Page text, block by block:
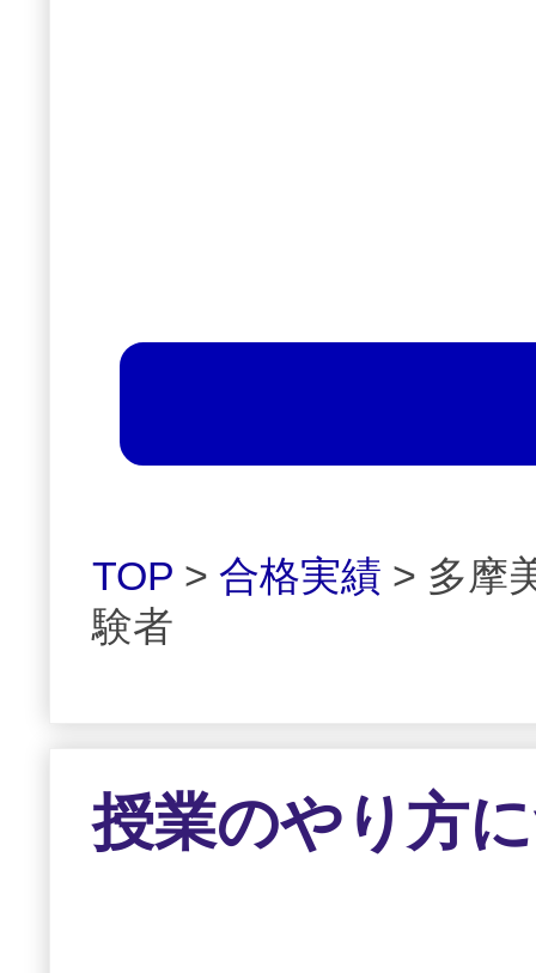
TOP > 合格実績 > 多摩
験者
授業のやり方